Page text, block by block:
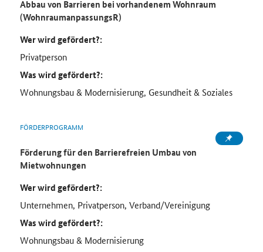
Abbau von Barrieren bei vorhandenem Wohnraum
(WohnraumanpassungsR)
Wer wird gefördert?:
Privatperson
Was wird gefördert?:
Wohnungsbau & Modernisierung, Gesundheit & Soziales
FÖRDERPROGRAMM
Förderung für den Barrierefreien Umbau von
Mietwohnungen
Wer wird gefördert?:
Unternehmen, Privatperson, Verband/Vereinigung
Was wird gefördert?:
Wohnungsbau & Modernisierung